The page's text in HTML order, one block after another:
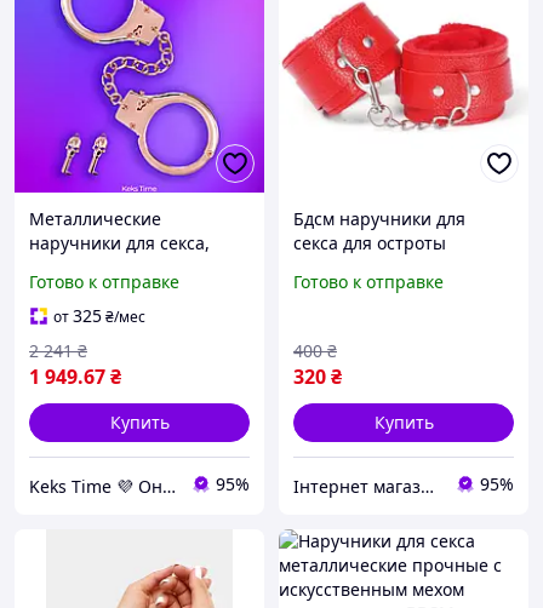
Металлические
наручники для секса,
Fetish Tentation Premium
rose-gold
Готово к отправке
от325₴/мес
1 949.67₴
2 241 ₴
Купить
Keks Time 💜 Онлайн-магазин интимных товаров 95%
Бдсм наручники для
секса для остроты
цвета
Готово к отправке
320₴
400 ₴
Купить
Інтернет магазин " BellissiMM-o" 95%